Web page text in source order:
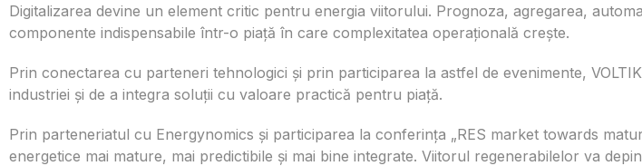
Digitalizarea devine un element critic pentru energia viitorului. Prognoza, agregarea,
componente indispensabile într-o piață în care complexitatea operațională crește.
Prin conectarea cu parteneri tehnologici și prin participarea la astfel de evenimente,
industriei și de a integra soluții cu valoare practică pentru piață.
Prin parteneriatul cu Energynomics și participarea la conferința „RES market towards
energetice mai mature, mai predictibile și mai bine integrate. Viitorul regenerabilelor va